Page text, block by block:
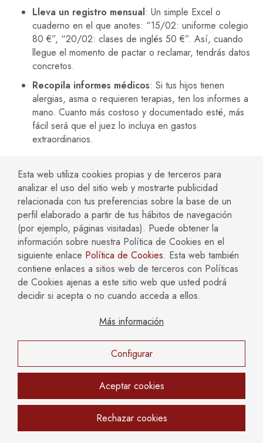
Lleva un registro mensual: Un simple Excel o
cuaderno en el que anotes: “15/02: uniforme colegio
80 €”, “20/02: clases de inglés 50 €”. Así, cuando
llegue el momento de pactar o reclamar, tendrás datos
concretos.
Recopila informes médicos: Si tus hijos tienen
alergias, asma o requieren terapias, ten los informes a
mano. Cuanto más costoso y documentado esté, más
fácil será que el juez lo incluya en gastos
extraordinarios.
Abogado especializado en familia: Vale la pena la
inversión. Te ahorrará tiempo, disgustos y
probablemente dinero en el largo plazo.
Trabajar con un economista forense: En casos de
patrimonios complejos (múltiples propiedades,
negocios, inversiones), un experto ayuda a determinar
ingresos reales.
Asesoría en línea: Existen plataformas que revisan tu
caso sin requerir viajes. En algunas, por un precio
razonable, te explican el baremo local y te ayudan a
calcular un importe aproximado.
Recursos y apoyo
Asociaciones y organismos de ayuda
Instituto de la Mujer(1): Ofrece servicios de
orientación legal gratuita para mujeres en situación de
separación o divorcio.
Esta web utiliza cookies propias y de terceros para
analizar el uso del sitio web y mostrarte publicidad
relacionada con tus preferencias sobre la base de un
perfil elaborado a partir de tus hábitos de navegación
(por ejemplo, páginas visitadas). Puede obtener la
información sobre nuestra Política de Cookies en el
siguiente enlace Política de Cookies. Esta web también
contiene enlaces a sitios web de terceros con Políticas
de Cookies ajenas a este sitio web que usted podrá
decidir si acepta o no cuando acceda a ellos.
Más información
Configurar
Aceptar cookies
Rechazar cookies